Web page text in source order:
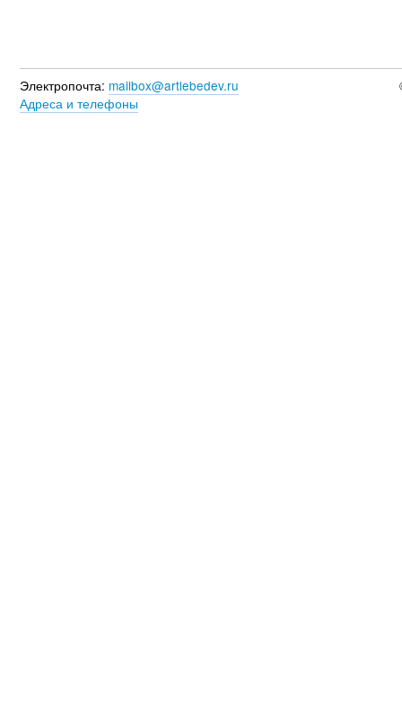
Электропочта: mailbox@artlebedev.ru
Адреса и телефоны